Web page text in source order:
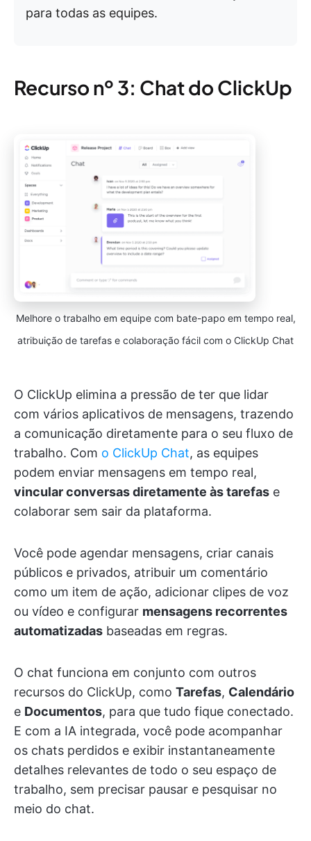
para todas as equipes.
Recurso nº 3: Chat do ClickUp
Melhore o trabalho em equipe com bate-papo em tempo real,
atribuição de tarefas e colaboração fácil com o ClickUp Chat
O ClickUp elimina a pressão de ter que lidar
com vários aplicativos de mensagens, trazendo
a comunicação diretamente para o seu fluxo de
trabalho. Com o ClickUp Chat, as equipes
podem enviar mensagens em tempo real,
vincular conversas diretamente às tarefas e
colaborar sem sair da plataforma.
Você pode agendar mensagens, criar canais
públicos e privados, atribuir um comentário
como um item de ação, adicionar clipes de voz
ou vídeo e configurar mensagens recorrentes
automatizadas baseadas em regras.
O chat funciona em conjunto com outros
recursos do ClickUp, como Tarefas, Calendário
e Documentos, para que tudo fique conectado.
E com a IA integrada, você pode acompanhar
os chats perdidos e exibir instantaneamente
detalhes relevantes de todo o seu espaço de
trabalho, sem precisar pausar e pesquisar no
meio do chat.